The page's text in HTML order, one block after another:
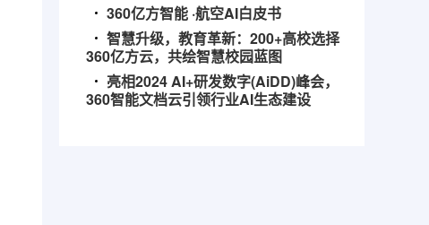
360亿方智能 ·航空AI白皮书
智慧升级，教育革新：200+高校选择
360亿方云，共绘智慧校园蓝图
亮相2024 AI+研发数字(AiDD)峰会，
360智能文档云引领行业AI生态建设